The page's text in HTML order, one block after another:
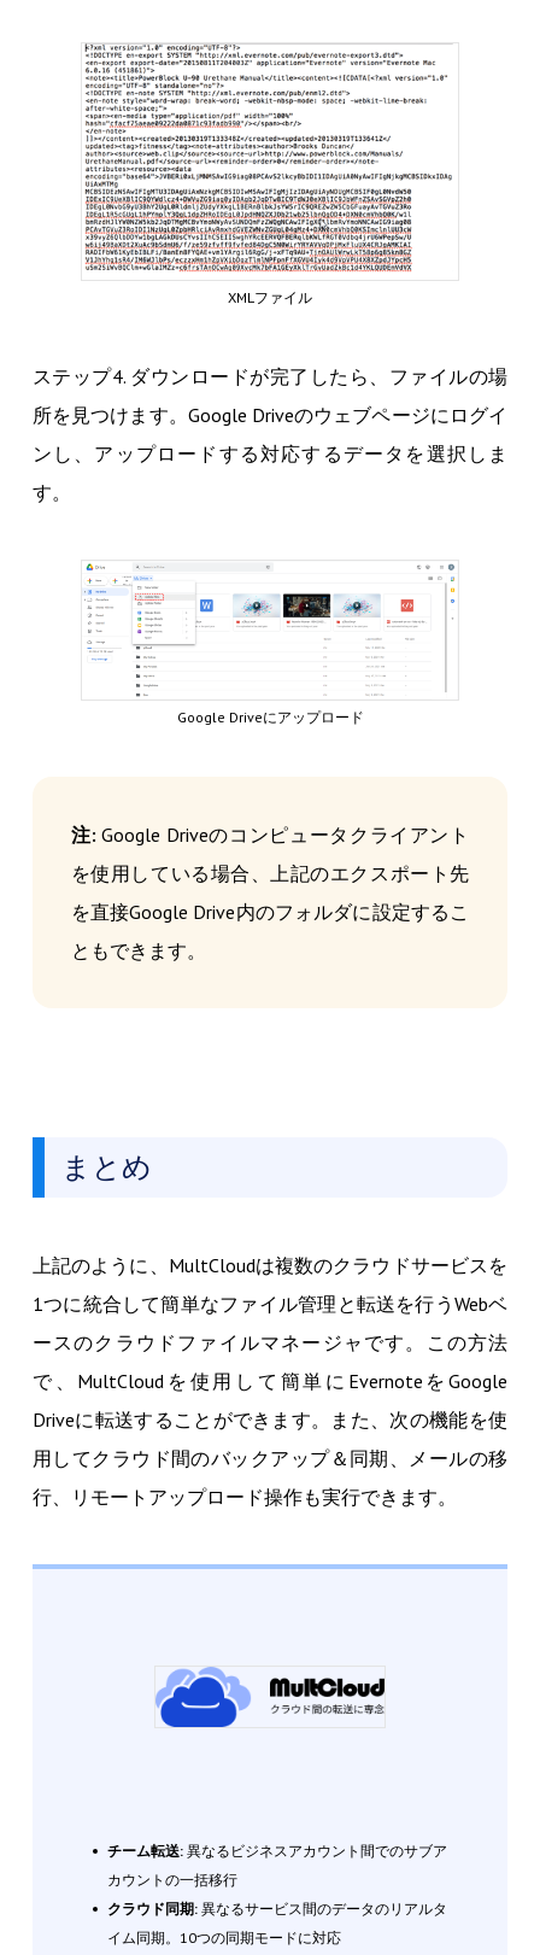
XMLファイル
ステップ4. ダウンロードが完了したら、ファイルの場
所を見つけます。Google Driveのウェブページにログイ
ンし、アップロードする対応するデータを選択しま
す。
Google Driveにアップロード
注: Google Driveのコンピュータクライアント
を使用している場合、上記のエクスポート先
を直接Google Drive内のフォルダに設定するこ
ともできます。
まとめ
上記のように、MultCloudは複数のクラウドサービスを
1つに統合して簡単なファイル管理と転送を行うWebベ
ースのクラウドファイルマネージャです。この方法
で、MultCloudを使用して簡単にEvernoteをGoogle
Driveに転送することができます。また、次の機能を使
用してクラウド間のバックアップ＆同期、メールの移
行、リモートアップロード操作も実行できます。
チーム転送:異なるビジネスアカウント間でのサブア
カウントの一括移行
クラウド同期:異なるサービス間のデータのリアルタ
イム同期。10つの同期モードに対応